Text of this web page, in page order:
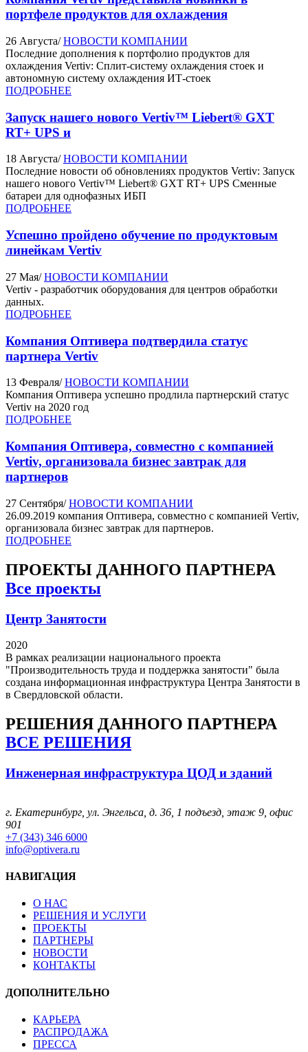
портфеле продуктов для охлаждения
26 Августа/ НОВОСТИ КОМПАНИИ
Последние дополнения к портфолио продуктов для
охлаждения Vertiv: Сплит-систему охлаждения стоек и
автономную систему охлаждения ИТ-стоек
ПОДРОБНЕЕ
Запуск нашего нового Vertiv™ Liebert® GXT
RT+ UPS и
18 Августа/ НОВОСТИ КОМПАНИИ
Последние новости об обновлениях продуктов Vertiv: Запуск
нашего нового Vertiv™ Liebert® GXT RT+ UPS Сменные
батареи для однофазных ИБП
ПОДРОБНЕЕ
Успешно пройдено обучение по продуктовым
линейкам Vertiv
27 Мая/ НОВОСТИ КОМПАНИИ
Vertiv - разработчик оборудования для центров обработки
данных.
ПОДРОБНЕЕ
Компания Оптивера подтвердила статус
партнера Vertiv
13 Февраля/ НОВОСТИ КОМПАНИИ
Компания Оптивера успешно продлила партнерский статус
Vertiv на 2020 год
ПОДРОБНЕЕ
Компания Оптивера, совместно с компанией
Vertiv, организовала бизнес завтрак для
партнеров
27 Сентября/ НОВОСТИ КОМПАНИИ
26.09.2019 компания Оптивера, совместно с компанией Vertiv,
организовала бизнес завтрак для партнеров.
ПОДРОБНЕЕ
ПРОЕКТЫ ДАННОГО ПАРТНЕРА
Все проекты
Центр Занятости
2020
В рамках реализации национального проекта
"Производительность труда и поддержка занятости" была
создана информационная инфраструктура Центра Занятости в
в Свердловской области.
РЕШЕНИЯ ДАННОГО ПАРТНЕРА
ВСЕ РЕШЕНИЯ
Инженерная инфраструктура ЦОД и зданий
г. Екатеринбург, ул. Энгельса, д. 36, 1 подъезд, этаж 9, офис
901
+7 (343) 346 6000
info@optivera.ru
НАВИГАЦИЯ
О НАС
РЕШЕНИЯ И УСЛУГИ
ПРОЕКТЫ
ПАРТНЕРЫ
НОВОСТИ
КОНТАКТЫ
ДОПОЛНИТЕЛЬНО
КАРЬЕРА
РАСПРОДАЖА
ПРЕССА